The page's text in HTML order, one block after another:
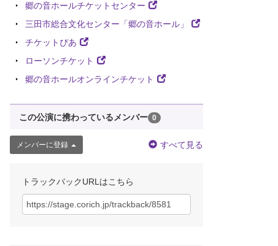
郷の音ホールチケットセンター
三田市総合文化センター「郷の音ホール」
チケットぴあ
ローソンチケット
郷の音ホールオンラインチケット
この公演に携わっているメンバー 0
メンバーに登録 すべて見る
トラックバックURLはこちら